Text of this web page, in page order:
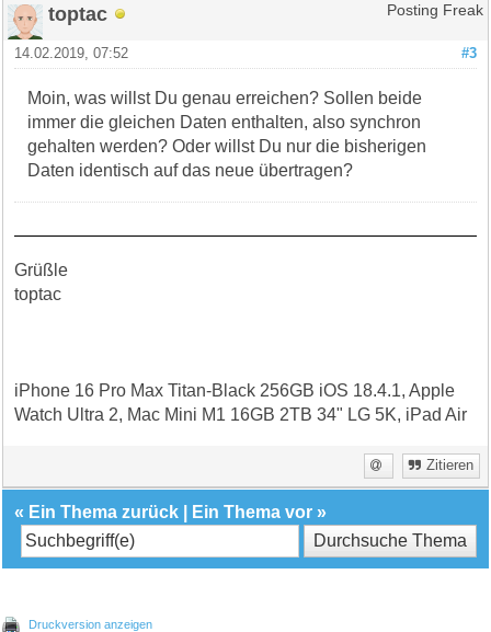
toptac Posting Freak
#3
14.02.2019, 07:52
Moin, was willst Du genau erreichen? Sollen beide
immer die gleichen Daten enthalten, also synchron
gehalten werden? Oder willst Du nur die bisherigen
Daten identisch auf das neue übertragen?
Grüßle
toptac
iPhone 16 Pro Max Titan-Black 256GB iOS 18.4.1, Apple
Watch Ultra 2, Mac Mini M1 16GB 2TB 34" LG 5K, iPad Air
Zitieren
« Ein Thema zurück Ein Thema vor »
Druckversion anzeigen